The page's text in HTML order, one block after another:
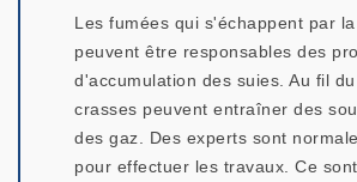
Les fumées qui s'échappent par
peuvent être responsables des
d'accumulation des suies. Au fil
crasses peuvent entraîner des
des gaz. Des experts sont
pour effectuer les travaux. Ce